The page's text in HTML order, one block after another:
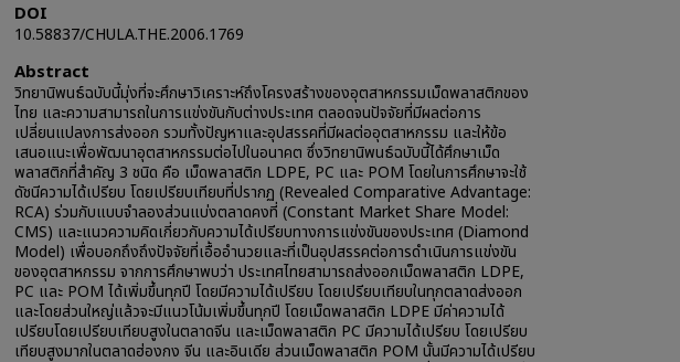
DOI
10.58837/CHULA.THE.2006.1769
Abstract
วิทยานิพนธ์ฉบับนี้มุ่งที่จะศึกษาวิเคราะห์ถึงโครงสร้างของอุตสาหกรรมเม็ดพลาสติกของ
ไทย และความสามารถในการแข่งขันกับต่างประเทศ ตลอดจนปัจจัยที่มีผลต่อการ
เปลี่ยนแปลงการส่งออก รวมทั้งปัญหาและอุปสรรคที่มีผลต่ออุตสาหกรรม และให้ข้อ
เสนอแนะเพื่อพัฒนาอุตสาหกรรมต่อไปในอนาคต ซึ่งวิทยานิพนธ์ฉบับนี้ได้ศึกษาเม็ด
พลาสติกที่สำคัญ 3 ชนิด คือ เม็ดพลาสติก LDPE, PC และ POM โดยในการศึกษาจะใช้
ดัชนีความได้เปรียบ โดยเปรียบเทียบที่ปรากฏ (Revealed Comparative Advantage:
RCA) ร่วมกับแบบจำลองส่วนแบ่งตลาดคงที่ (Constant Market Share Model:
CMS) และแนวความคิดเกี่ยวกับความได้เปรียบทางการแข่งขันของประเทศ (Diamond
Model) เพื่อบอกถึงถึงปัจจัยที่เอื้ออำนวยและที่เป็นอุปสรรคต่อการดำเนินการแข่งขัน
ของอุตสาหกรรม จากการศึกษาพบว่า ประเทศไทยสามารถส่งออกเม็ดพลาสติก LDPE,
PC และ POM ได้เพิ่มขึ้นทุกปี โดยมีความได้เปรียบ โดยเปรียบเทียบในทุกตลาดส่งออก
และโดยส่วนใหญ่แล้วจะมีแนวโน้มเพิ่มขึ้นทุกปี โดยเม็ดพลาสติก LDPE มีค่าความได้
เปรียบโดยเปรียบเทียบสูงในตลาดจีน และเม็ดพลาสติก PC มีความได้เปรียบ โดยเปรียบ
เทียบสูงมากในตลาดฮ่องกง จีน และอินเดีย ส่วนเม็ดพลาสติก POM นั้นมีความได้เปรียบ